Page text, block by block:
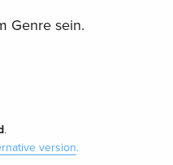
Genre sein.
.
version.